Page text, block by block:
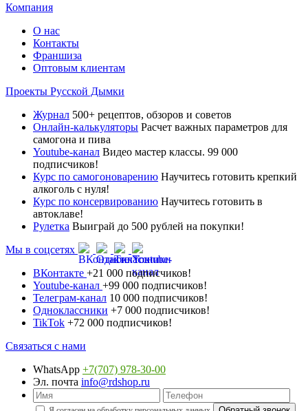
Компания
О нас
Контакты
Франшиза
Оптовым клиентам
Проекты Русской Дымки
Журнал 500+ рецептов, обзоров и советов
Онлайн-калькуляторы Расчет важных параметров для
самогона и пива
Youtube-канал Видео мастер классы. 99 000
подписчиков!
Курс по самогоноварению Научитесь готовить крепкий
алкоголь с нуля!
Курс по консервированию Научитесь готовить в
автоклаве!
Рулетка Выиграй до 500 рублей на покупки!
Мы в соцсетях
ВКонтакте +21 000 подписчиков!
Youtube-канал +99 000 подписчиков!
Телеграм-канал 10 000 подписчиков!
Одноклассники +7 000 подписчиков!
TikTok +72 000 подписчиков!
Связаться с нами
WhatsApp +7(707) 978-30-00
Эл. почта info@rdshop.ru